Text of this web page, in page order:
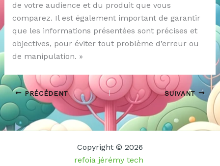
de votre audience et du produit que vous
comparez. Il est également important de garantir
que les informations présentées sont précises et
objectives, pour éviter tout problème d’erreur ou
de manipulation. »
PRÉCÉDENT SUIVANT
Copyright © 2026
refoia jérémy tech